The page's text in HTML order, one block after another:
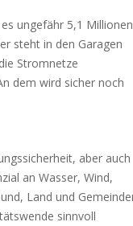
ungefähr 5,1 Millionen
steht in den Garagen
Stromnetze
dem wird sicher noch
aber auch
an Wasser, Wind,
Land und
sinnvoll